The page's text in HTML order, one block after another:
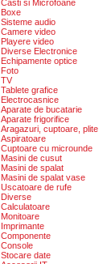
Casti si Microfoane
Boxe
Sisteme audio
Camere video
Playere video
Diverse Electronice
Echipamente optice
Foto
TV
Tablete grafice
Electrocasnice
Aparate de bucatarie
Aparate frigorifice
Aragazuri, cuptoare, plite
Aspiratoare
Cuptoare cu microunde
Masini de cusut
Masini de spalat
Masini de spalat vase
Uscatoare de rufe
Diverse
Calculatoare
Monitoare
Imprimante
Componente
Console
Stocare date